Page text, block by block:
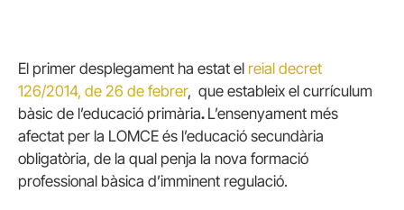
El primer desplegament ha estat el reial decret
126/2014, de 26 de febrer, que estableix el currículum
bàsic de l’educació primària. L’ensenyament més
afectat per la LOMCE és l’educació secundària
obligatòria, de la qual penja la nova formació
professional bàsica d’imminent regulació.